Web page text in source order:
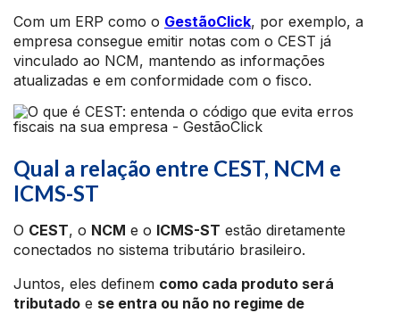
Com um ERP como o GestãoClick, por exemplo, a
empresa consegue emitir notas com o CEST já
vinculado ao NCM, mantendo as informações
atualizadas e em conformidade com o fisco.
Qual a relação entre CEST, NCM e
ICMS-ST
O CEST, o NCM e o ICMS-ST estão diretamente
conectados no sistema tributário brasileiro.
Juntos, eles definem como cada produto será
tributado e se entra ou não no regime de